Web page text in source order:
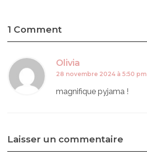
1 Comment
Olivia
28 novembre 2024 à 5:50 pm
magnifique pyjama !
Laisser un commentaire